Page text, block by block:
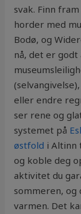
svak. Finn
horder med
Bodø, og
nå, det er
eller endre
ser rene og
systemet på
østfold i Altinn
og koble deg
aktivitet du
sommeren, og
varmen. Det